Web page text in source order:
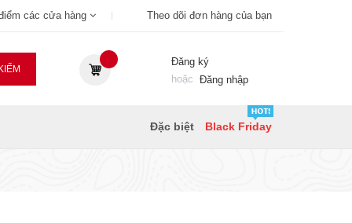
các cửa hàng Theo dõi đơn hàng của bạn
Đăng ký
hoặc Đăng nhập
Đặc biệt Black Friday